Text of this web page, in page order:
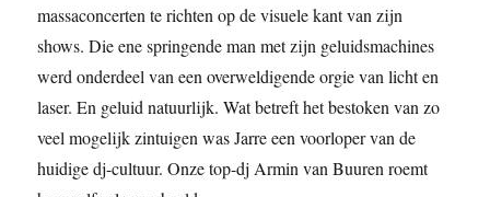
massaconcerten te richten op de visuele kant van zijn
shows. Die ene springende man met zijn geluidsmachines
werd onderdeel van een overweldigende orgie van licht en
laser. En geluid natuurlijk. Wat betreft het bestoken van zo
veel mogelijk zintuigen was Jarre een voorloper van de
huidige dj-cultuur. Onze top-dj Armin van Buuren roemt